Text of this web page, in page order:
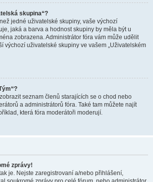
skupina“?
jedné uživatelské skupiny, vaše výchozí
jaká a barva a hodnost skupiny by měla být u
zobrazena. Administrátor fóra vám může udělit
výchozí uživatelské skupiny ve vašem „Uživatelském
seznam členů starajících se o chod nebo
a administrátorů fóra. Také tam můžete najít
která fóra moderátoři moderují.
zprávy!
je. Nejste zaregistrovaní a/nebo přihlášení,